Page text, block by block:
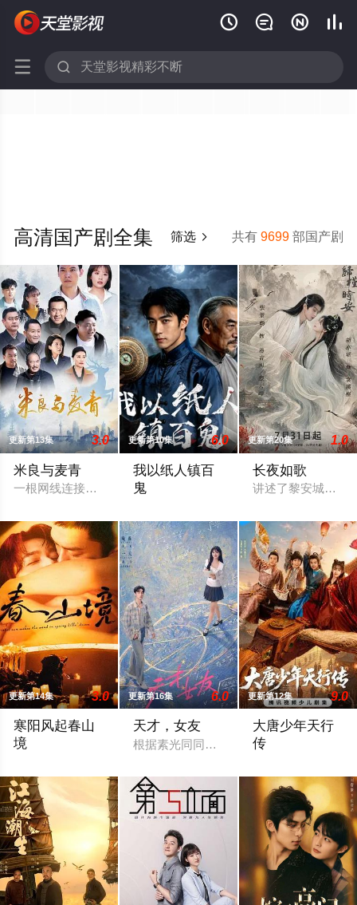
   
 
共有9699 部国产剧
高清国产剧全集 筛选 
更新第13集 3.0
米良与麦青
一根网线连接了中国鹿鸣村和英国牛津，麦香通过视频向米良宣
更新第10集 6.0
我以纸人镇百
鬼
更新第20集 1.0
长夜如歌
讲述了黎安城大郡
更新第14集 3.0
寒阳风起春山
境
更新第16集 6.0
天才，女友
根据素光同同名小说改编。江逾白长大以
更新第12集 9.0
大唐少年天行
传